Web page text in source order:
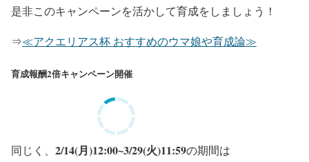
是非このキャンペーンを活かして育成をしましょう！
⇒≪アクエリアス杯 おすすめのウマ娘や育成論≫
育成報酬2倍キャンペーン開催
同じく、 2/14(月)12:00~3/29(火)11:59の期間は